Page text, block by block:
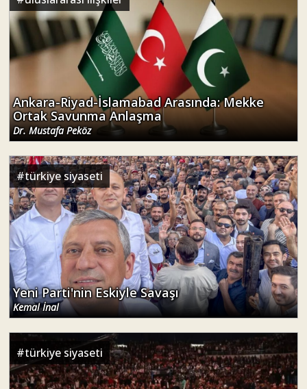
Ankara-Riyad-İslamabad Arasında: Mekke
Ortak Savunma Anlaşma
Dr. Mustafa Peköz
#türkiye siyaseti
Yeni Parti'nin Eskiyle Savaşı
Kemal İnal
#türkiye siyaseti